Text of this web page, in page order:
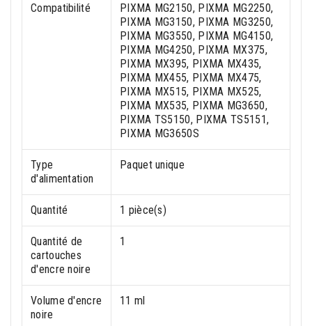
Compatibilité
PIXMA MG2150, PIXMA MG2250,
PIXMA MG3150, PIXMA MG3250,
PIXMA MG3550, PIXMA MG4150,
PIXMA MG4250, PIXMA MX375,
PIXMA MX395, PIXMA MX435,
PIXMA MX455, PIXMA MX475,
PIXMA MX515, PIXMA MX525,
PIXMA MX535, PIXMA MG3650,
PIXMA TS5150, PIXMA TS5151,
PIXMA MG3650S
Type
d'alimentation
Paquet unique
Quantité 1 pièce(s)
Quantité de
cartouches
d'encre noire
1
Volume d'encre
noire
11 ml